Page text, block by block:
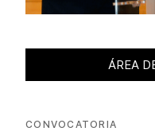
ÁREA
CONVOCATORIA